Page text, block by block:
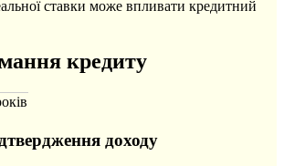
ставки може впливати кредитний
кредиту
доходу